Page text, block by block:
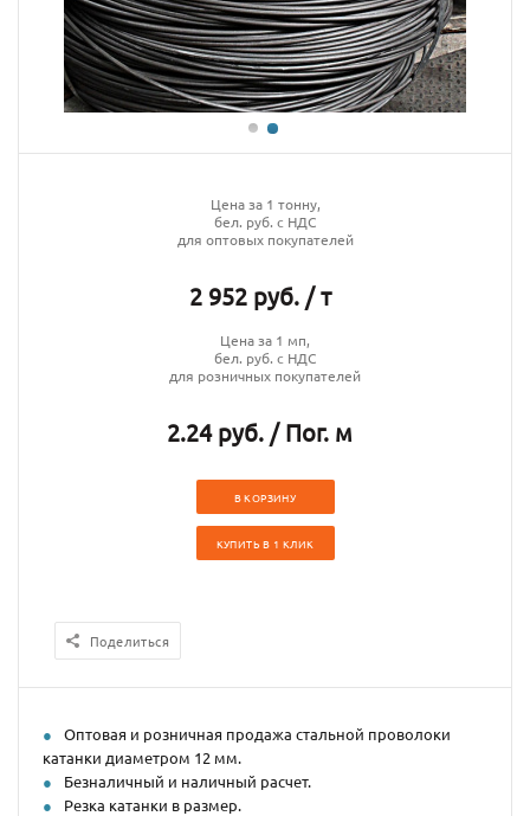
Цена за 1 тонну,
бел. руб. с НДС
для оптовых покупателей
2 952 руб. / т
Цена за 1 мп,
бел. руб. с НДС
для розничных покупателей
2.24 руб. / Пог. м
В КОРЗИНУ
КУПИТЬ В 1 КЛИК
Поделиться
Оптовая и розничная продажа стальной проволоки
катанки диаметром 12 мм.
Безналичный и наличный расчет.
Резка катанки в размер.